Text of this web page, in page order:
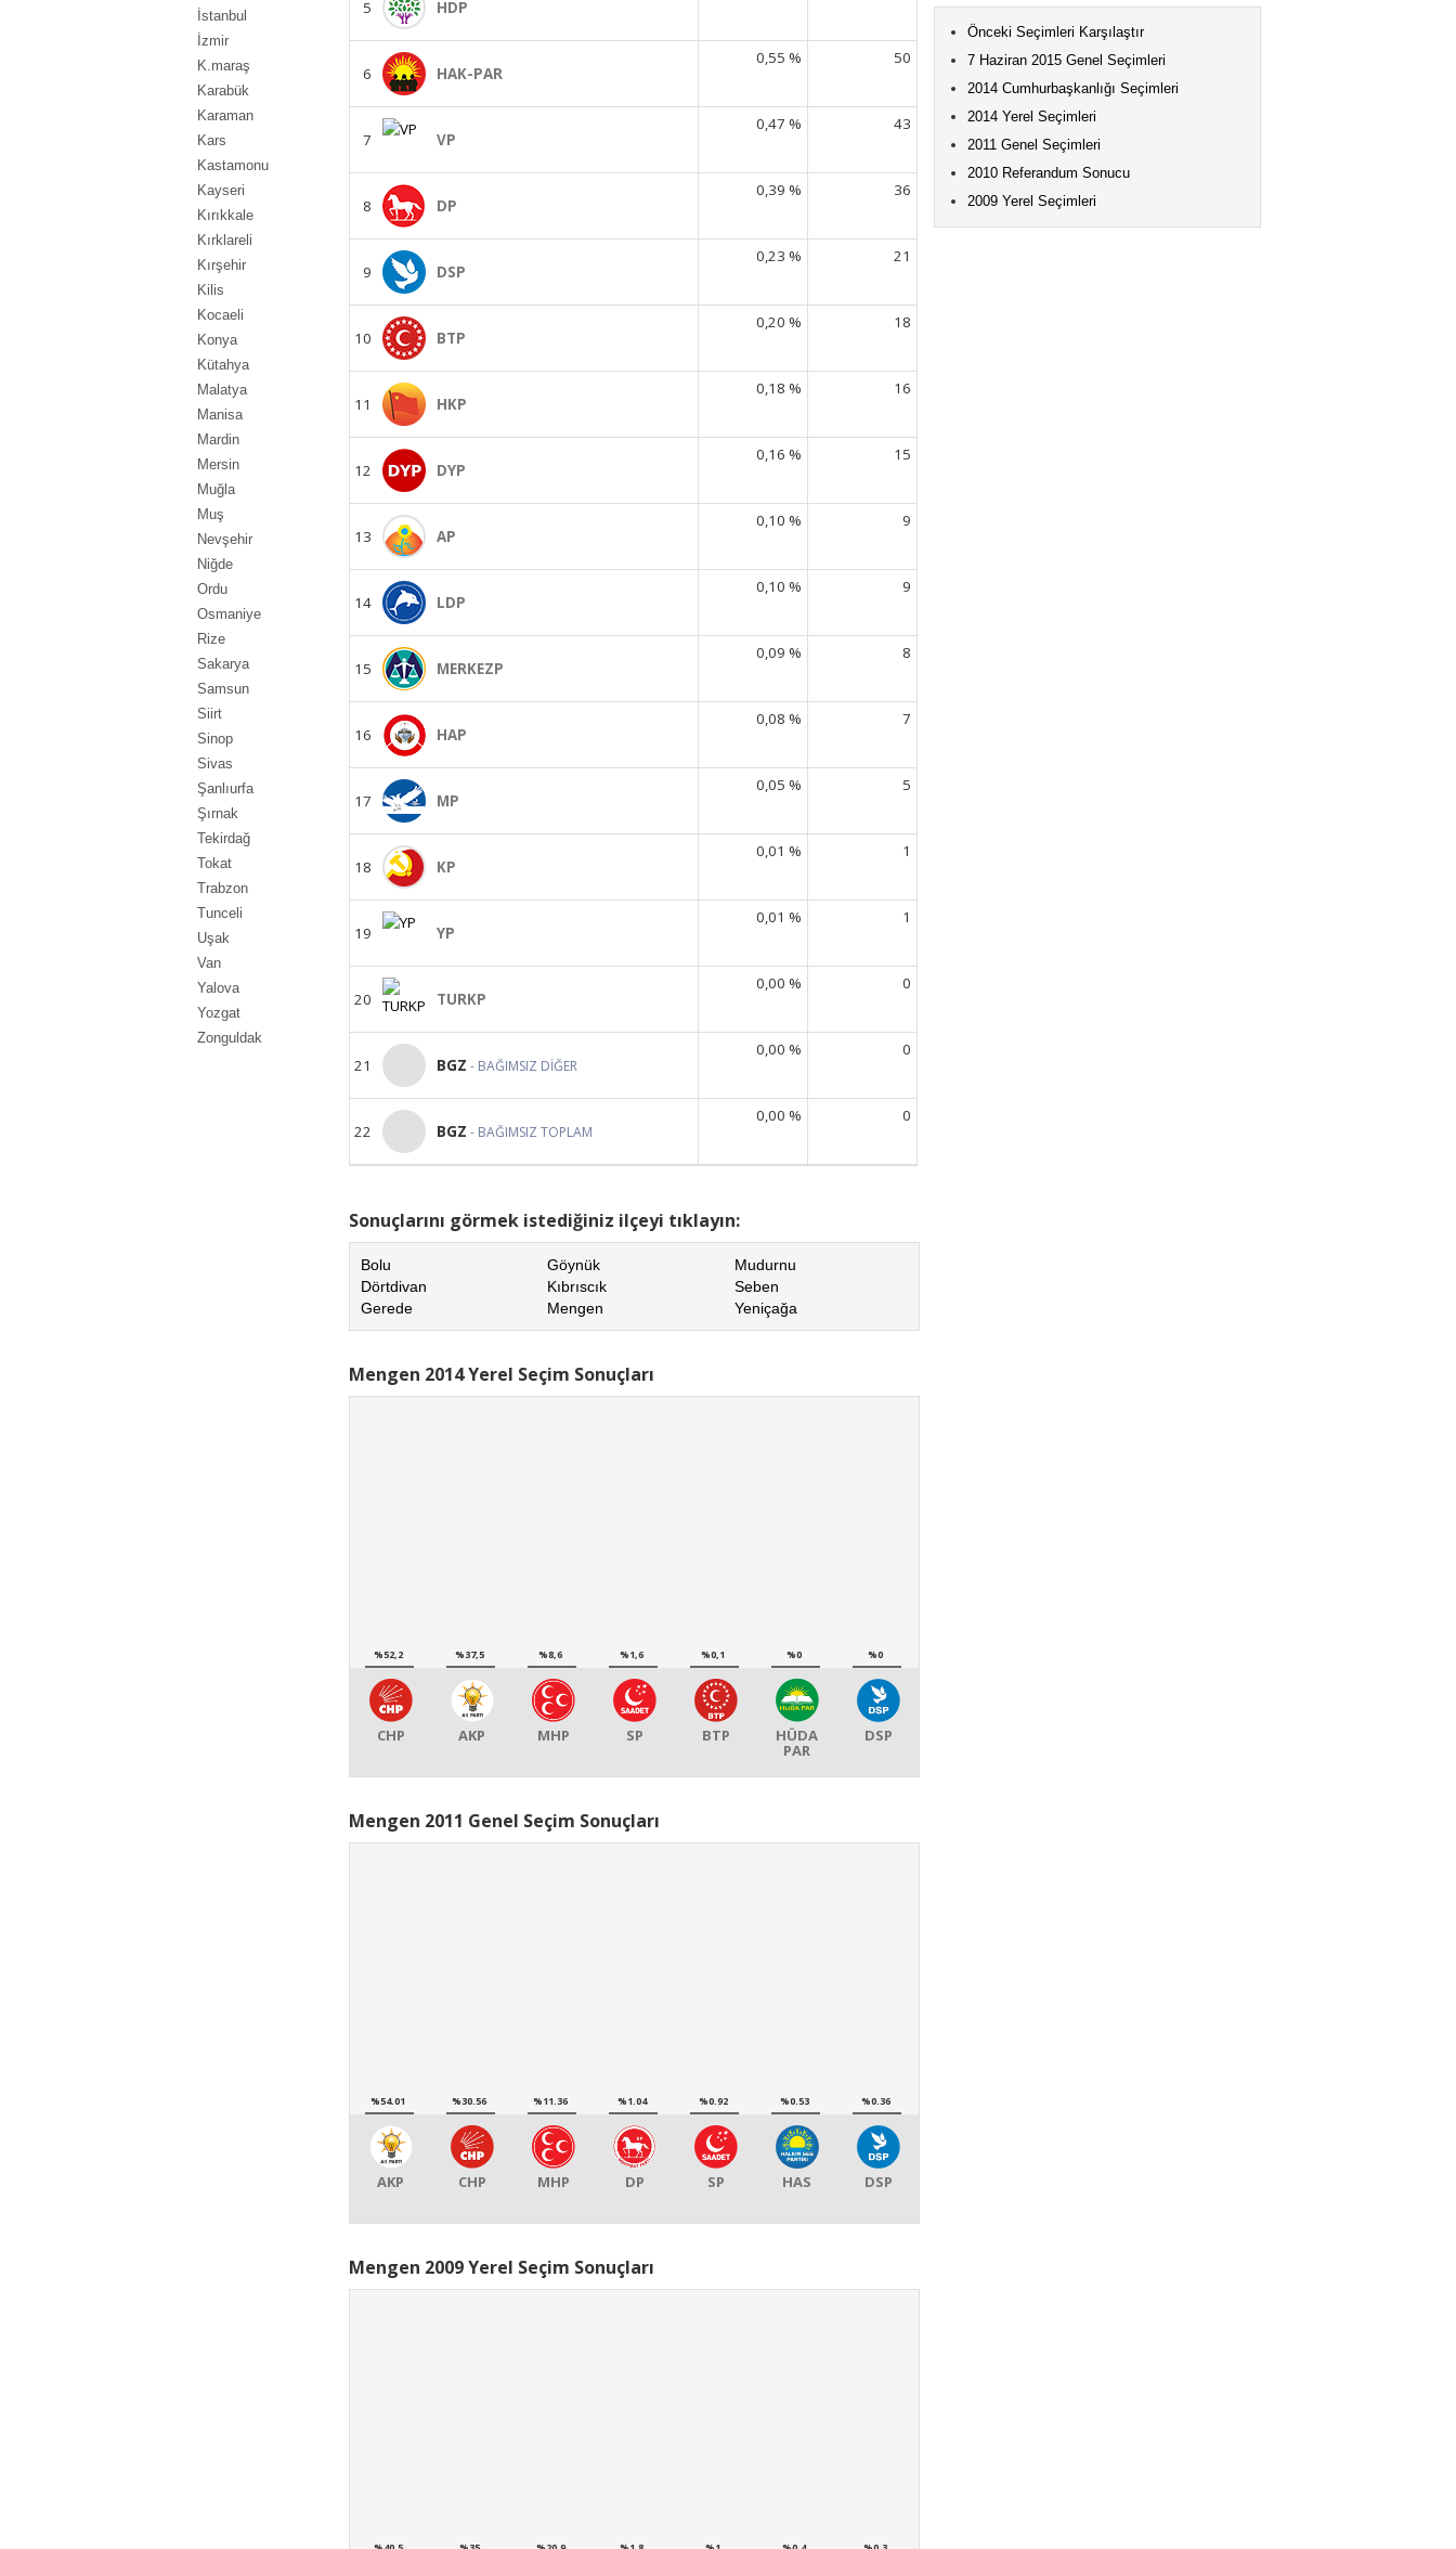
İstanbul
İzmir
K.maraş
Karabük
Karaman
Kars
Kastamonu
Kayseri
Kırıkkale
Kırklareli
Kırşehir
Kilis
Kocaeli
Konya
Kütahya
Malatya
Manisa
Mardin
Mersin
Muğla
Muş
Nevşehir
Niğde
Ordu
Osmaniye
Rize
Sakarya
Samsun
Siirt
Sinop
Sivas
Şanlıurfa
Şırnak
Tekirdağ
Tokat
Trabzon
Tunceli
Uşak
Van
Yalova
Yozgat
Zonguldak
5 HDP
6 HAK-PAR
0,55 % 50
7 VP
0,47 % 43
8 DP
0,39 % 36
9 DSP
0,23 % 21
10 BTP
0,20 % 18
11 HKP
0,18 % 16
12 DYP
0,16 % 15
13 AP
0,10 % 9
14 LDP
0,10 % 9
15 MERKEZP
0,09 % 8
16 HAP
0,08 % 7
17 MP
0,05 % 5
18 KP
0,01 % 1
19 YP
0,01 % 1
20 TURKP
0,00 % 0
21 BGZ - BAĞIMSIZ DİĞER
0,00 % 0
22 BGZ - BAĞIMSIZ TOPLAM
0,00 % 0
Sonuçlarını görmek istediğiniz ilçeyi tıklayın:
Bolu
Dörtdivan
Gerede
Göynük
Kıbrıscık
Mengen
Mudurnu
Seben
Yeniçağa
Mengen 2014 Yerel Seçim Sonuçları
%52,2
CHP
%37,5
AKP
%8,6
MHP
%1,6
SP
%0,1
BTP
%0
HÜDA
PAR
%0
DSP
Mengen 2011 Genel Seçim Sonuçları
%54.01
AKP
%30.56
CHP
%11.36
MHP
%1.04
DP
%0.92
SP
%0.53
HAS
%0.36
DSP
Mengen 2009 Yerel Seçim Sonuçları
Önceki Seçimleri Karşılaştır
7 Haziran 2015 Genel Seçimleri
2014 Cumhurbaşkanlığı Seçimleri
2014 Yerel Seçimleri
2011 Genel Seçimleri
2010 Referandum Sonucu
2009 Yerel Seçimleri